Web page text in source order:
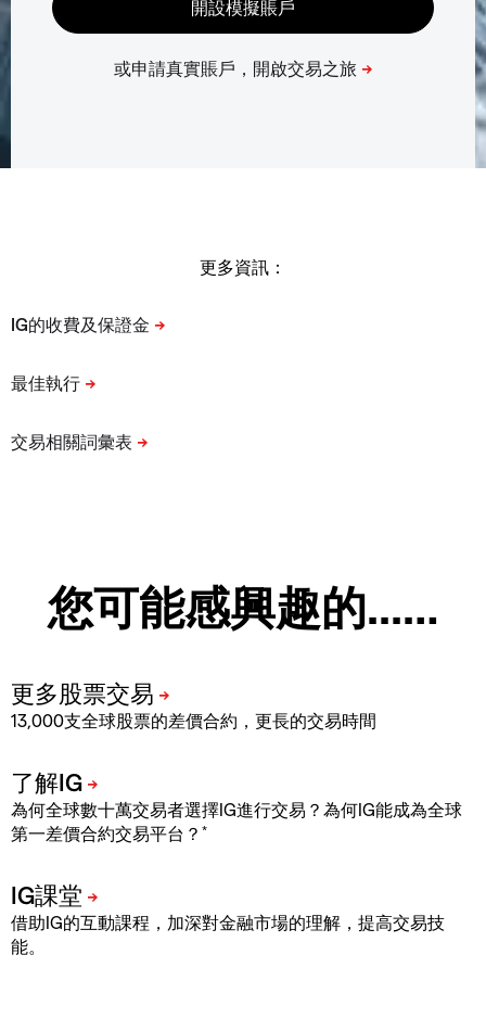
更多資訊：
您可能感興趣的...…
13,000支全球股票的差價合約，更長的交易時間
為何全球數十萬交易者選擇IG進行交易？為何IG能成為全球
第一差價合約交易平台？ *
借助IG的互動課程，加深對金融市場的理解，提高交易技
能。